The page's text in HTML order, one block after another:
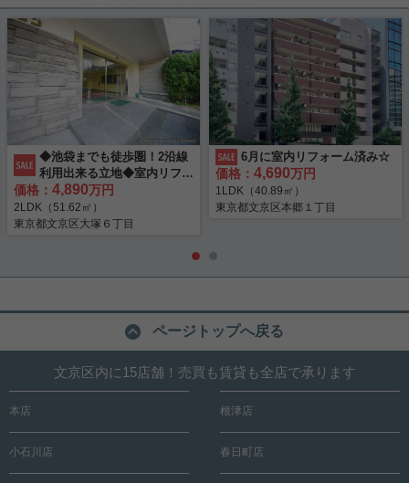
◆池袋までも徒歩圏！2沿線
利用出来る立地◆室内リフォ
ーム済み◆
価格： 4,890万円
2LDK（51.62㎡）
東京都文京区大塚６丁目
6月に室内リフォーム済み☆
価格： 4,690万円
1LDK（40.89㎡）
東京都文京区本郷１丁目
ページトップへ戻る
文京区内に15店舗！売買も賃貸も全店で承ります
本店 根津店
小石川店 春日町店